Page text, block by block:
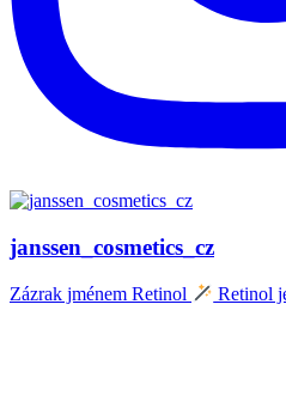
janssen_cosmetics_cz
Zázrak jménem Retinol Retinol